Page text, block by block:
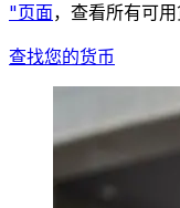
"页面，查看所有可用
查找您的货币